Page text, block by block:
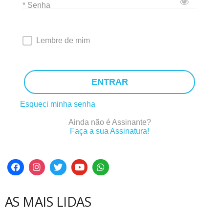
* Senha
Lembre de mim
ENTRAR
Esqueci minha senha
Ainda não é Assinante?
Faça a sua Assinatura!
AS MAIS LIDAS